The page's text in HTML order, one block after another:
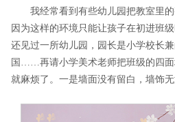
我经常看到有些幼儿园把教室里的
因为这样的环境只能让孩子在初进班
还见过一所幼儿园，园长是小学校长
国……再请小学美术老师把班级的四
就麻烦了。一是墙面没有留白，墙饰